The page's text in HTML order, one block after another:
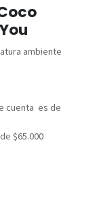
ambiente
cuenta es de
$65.000